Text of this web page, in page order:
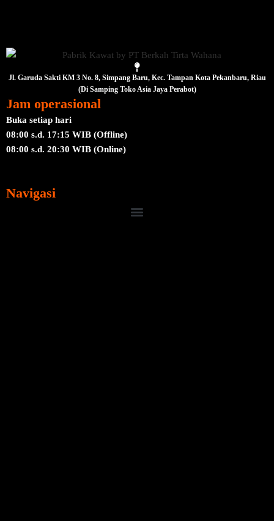
Jl. Garuda Sakti KM 3 No. 8, Simpang Baru, Kec. Tampan Kota Pekanbaru, Riau
(Di Samping Toko Asia Jaya Perabot)
Jam operasional
Buka setiap hari
08:00 s.d. 17:15 WIB (Offline)
08:00 s.d. 20:30 WIB (Online)
Navigasi